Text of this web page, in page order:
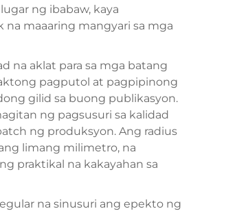
ng ibabaw, kaya
maaaring mangyari sa mga
na aklat para sa mga batang
pagputol at pagpipinong
gilid sa buong publikasyon.
ng pagsusuri sa kalidad
ng produksyon. Ang radius
limang milimetro, na
praktikal na kakayahan sa
na sinusuri ang epekto ng